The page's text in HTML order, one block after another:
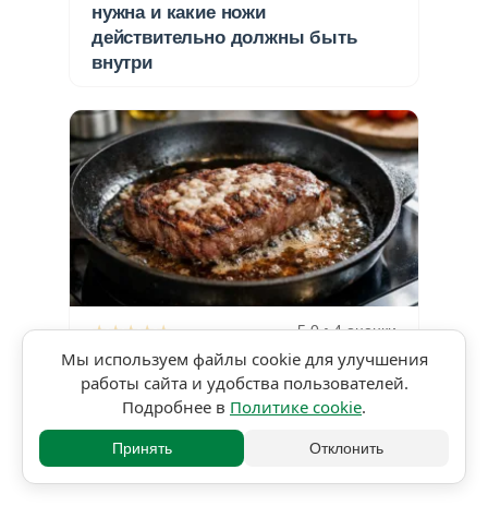
нужна и какие ножи
действительно должны быть
внутри
★★★★★ 5,0 • 4 оценки
443 3 мин чтения
Отсечение в кулинарии. Что это
такое и как его избежать
Мы используем файлы cookie для улучшения
работы сайта и удобства пользователей.
Подробнее в Политике cookie.
Принять Отклонить